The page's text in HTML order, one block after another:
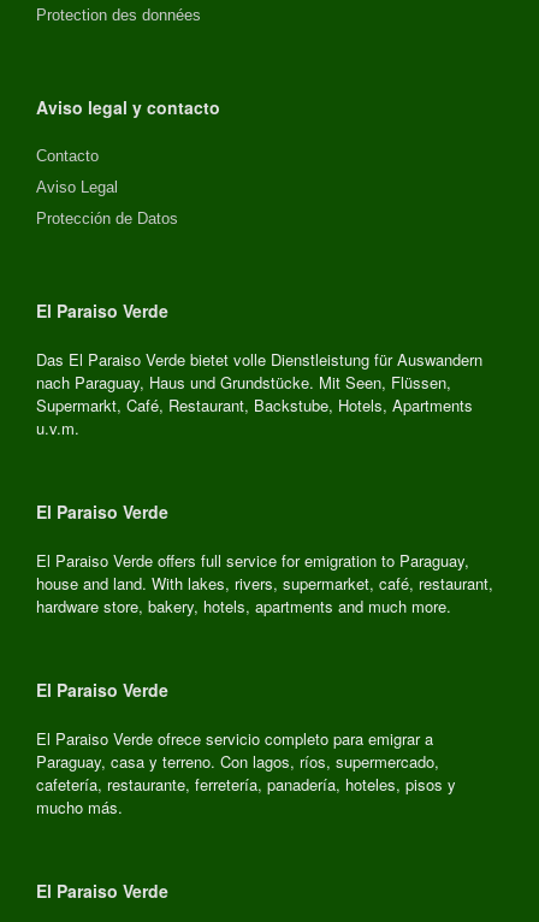
Protection des données
Aviso legal y contacto
Contacto
Aviso Legal
Protección de Datos
El Paraiso Verde
Das El Paraiso Verde bietet volle Dienstleistung für Auswandern
nach Paraguay, Haus und Grundstücke. Mit Seen, Flüssen,
Supermarkt, Café, Restaurant, Backstube, Hotels, Apartments
u.v.m.
El Paraiso Verde
El Paraiso Verde offers full service for emigration to Paraguay,
house and land. With lakes, rivers, supermarket, café, restaurant,
hardware store, bakery, hotels, apartments and much more.
El Paraiso Verde
El Paraiso Verde ofrece servicio completo para emigrar a
Paraguay, casa y terreno. Con lagos, ríos, supermercado,
cafetería, restaurante, ferretería, panadería, hoteles, pisos y
mucho más.
El Paraiso Verde